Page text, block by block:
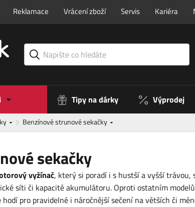
Reklamace Vrácení zboží Servis Kariéra
Tipy na dárky Výprodej
Benzínové strunové sekačky
sekačky
vyžínač, který si poradí i s hustší a vyšší trávou,
síti či kapacitě akumulátoru. Oproti ostatním
pro pravidelné i náročnější sečení na větších či